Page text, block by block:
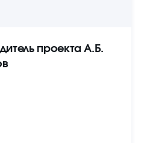
проекта А.Б.